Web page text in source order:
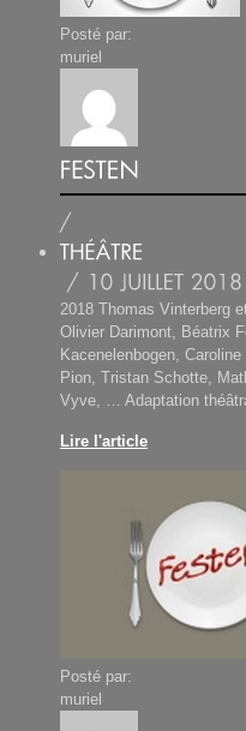
Posté par:
muriel
2018 Thomas Vinterberg
Olivier Darimont, Béatrix
Kacenelenbogen,
Pion, Tristan Schotte,
Vyve, … Adaptation
Lire l'article
Posté par:
muriel